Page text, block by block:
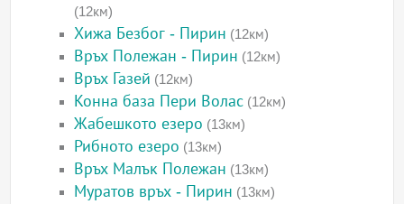
(12км)
Хижа Безбог - Пирин (12км)
Връх Полежан - Пирин (12км)
Връх Газей (12км)
Конна база Пери Волас (12км)
Жабешкото езеро (13км)
Рибното езеро (13км)
Връх Малък Полежан (13км)
Муратов връх - Пирин (13км)